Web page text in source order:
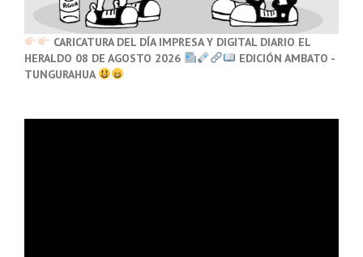
CARICATURA DEL DÍA IMPRESA Y DIGITAL DIARIO EL
HERALDO 08 DE AGOSTO 2026
EDICIÓN AMBATO -
TUNGURAHUA